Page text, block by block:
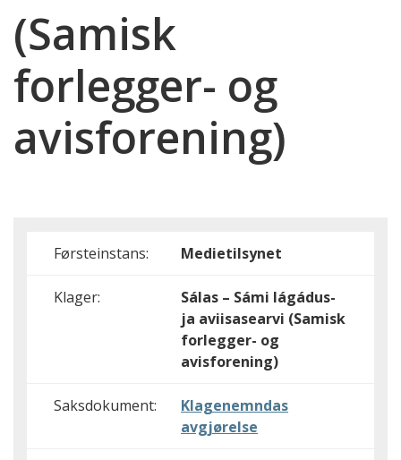
(Samisk
forlegger- og
avisforening)
Førsteinstans: Medietilsynet
Klager:
Sálas – Sámi lágádus-
ja aviisasearvi (Samisk
forlegger- og
avisforening)
Saksdokument:
Klagenemndas
avgjørelse